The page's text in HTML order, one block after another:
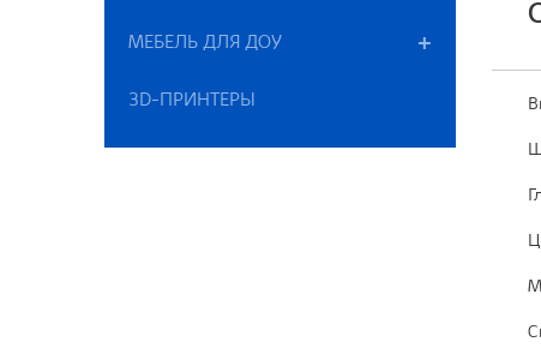
МЕБЕЛЬ ДЛЯ ДОУ
3D-ПРИНТЕРЫ